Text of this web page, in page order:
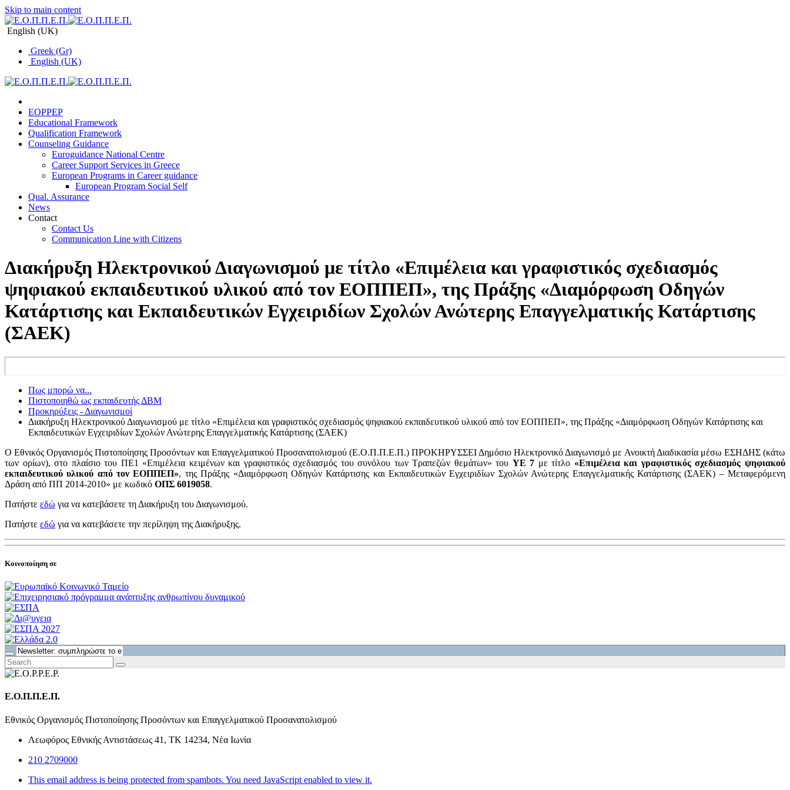
Skip to main content
English (UK)
Greek (Gr)
English (UK)
EOPPEP
Educational Framework
Qualification Framework
Counseling Guidance
Euroguidance National Centre
Career Support Services in Greece
Εuropean Programs in Career guidance
Εuropean Program Social Self
Qual. Assurance
News
Contact
Contact Us
Communication Line with Citizens
Διακήρυξη Ηλεκτρονικού Διαγωνισμού με τίτλο «Επιμέλεια και γραφιστικός σχεδιασμός
ψηφιακού εκπαιδευτικού υλικού από τον ΕΟΠΠΕΠ», της Πράξης «Διαμόρφωση Οδηγών
Κατάρτισης και Εκπαιδευτικών Εγχειριδίων Σχολών Ανώτερης Επαγγελματικής Κατάρτισης
(ΣΑΕΚ)
Πως μπορώ να...
Πιστοποιηθώ ως εκπαιδευτής ΔΒΜ
Προκηρύξεις - Διαγωνισμοί
Διακήρυξη Ηλεκτρονικού Διαγωνισμού με τίτλο «Επιμέλεια και γραφιστικός σχεδιασμός ψηφιακού εκπαιδευτικού υλικού από τον ΕΟΠΠΕΠ», της Πράξης «Διαμόρφωση Οδηγών Κατάρτισης και
Εκπαιδευτικών Εγχειριδίων Σχολών Ανώτερης Επαγγελματικής Κατάρτισης (ΣΑΕΚ)
O Εθνικός Οργανισμός Πιστοποίησης Προσόντων και Επαγγελματικού Προσανατολισμού (Ε.Ο.Π.Π.Ε.Π.) ΠΡΟΚΗΡΥΣΣΕΙ Δημόσιο Ηλεκτρονικό Διαγωνισμό με Ανοικτή Διαδικασία μέσω ΕΣΗΔΗΣ (κάτω
των ορίων), στο πλαίσιο του ΠΕ1 «Επιμέλεια κειμένων και γραφιστικός σχεδιασμός του συνόλου των Τραπεζών θεμάτων» του ΥΕ 7 με τίτλο «Επιμέλεια και γραφιστικός σχεδιασμός ψηφιακού
εκπαιδευτικού υλικού από τον ΕΟΠΠΕΠ», της Πράξης «Διαμόρφωση Οδηγών Κατάρτισης και Εκπαιδευτικών Εγχειριδίων Σχολών Ανώτερης Επαγγελματικής Κατάρτισης (ΣΑΕΚ) – Μεταφερόμενη
Δράση από ΠΠ 2014-2010» με κωδικό ΟΠΣ 6019058.
Πατήστε εδώ για να κατεβάσετε τη Διακήρυξη του Διαγωνισμού.
Πατήστε εδώ για να κατεβάσετε την περίληψη της Διακήρυξης.
Κοινοποίηση σε
Ε.Ο.Π.Π.Ε.Π.
Εθνικός Οργανισμός Πιστοποίησης Προσόντων και Επαγγελματικού Προσανατολισμού
Λεωφόρος Εθνικής Αντιστάσεως 41, ΤΚ 14234, Νέα Ιωνία
210 2709000
This email address is being protected from spambots. You need JavaScript enabled to view it.